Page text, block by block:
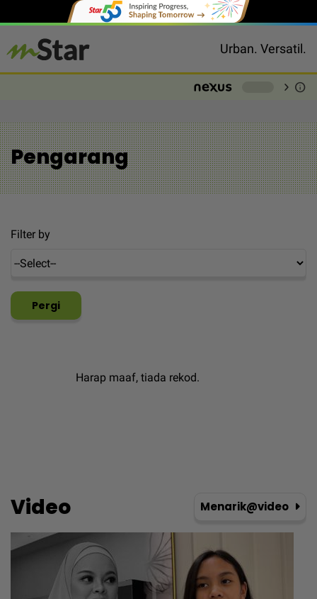
Urban. Versatil.
chevron_right info
Pengarang
Filter by
Harap maaf, tiada rekod.
Video Menarik@video